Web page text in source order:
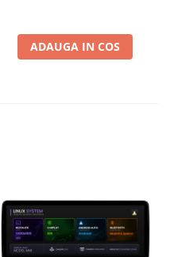
ADAUGA IN COS